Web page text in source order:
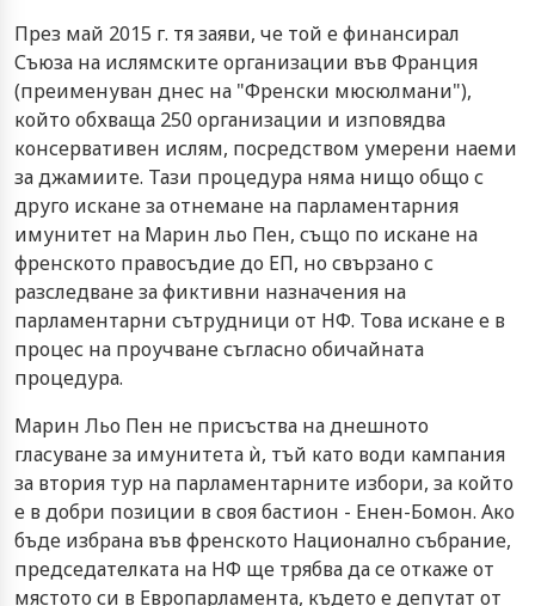
През май 2015 г. тя заяви, че той е финансирал
Съюза на ислямските организации във Франция
(преименуван днес на "Френски мюсюлмани"),
който обхваща 250 организации и изповядва
консервативен ислям, посредством умерени наеми
за джамиите. Тази процедура няма нищо общо с
друго искане за отнемане на парламентарния
имунитет на Марин льо Пен, също по искане на
френското правосъдие до ЕП, но свързано с
разследване за фиктивни назначения на
парламентарни сътрудници от НФ. Това искане е в
процес на проучване съгласно обичайната
процедура.
Марин Льо Пен не присъства на днешното
гласуване за имунитета ѝ, тъй като води кампания
за втория тур на парламентарните избори, за който
е в добри позиции в своя бастион - Енен-Бомон. Ако
бъде избрана във френското Национално събрание,
председателката на НФ ще трябва да се откаже от
мястото си в Европарламента, където е депутат от